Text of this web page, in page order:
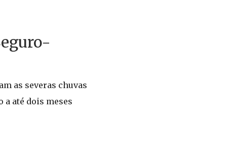
as severas chuvas
até dois meses